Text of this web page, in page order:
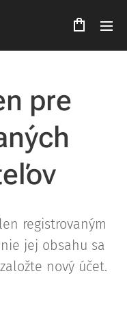
pre
registrovaným
jej obsahu sa
nový účet.